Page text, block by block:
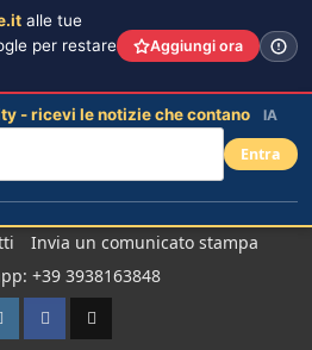
Invia un comunicato stampa
+39 3938163848
Facebook
TikTok
alle tue
per restare
Aggiungi ora
- ricevi le notizie che contano IA
Entra